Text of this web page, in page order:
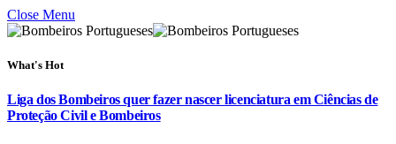
Close Menu
What's Hot
Liga dos Bombeiros quer fazer nascer licenciatura em Ciências de
Proteção Civil e Bombeiros